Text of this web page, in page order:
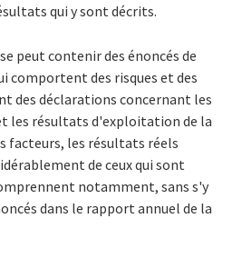
qui y sont décrits.
peut contenir des énoncés de
comportent des risques et des
des déclarations concernant les
les résultats d'exploitation de la
facteurs, les résultats réels
de ceux qui sont
notamment, sans s'y
dans le rapport annuel de la